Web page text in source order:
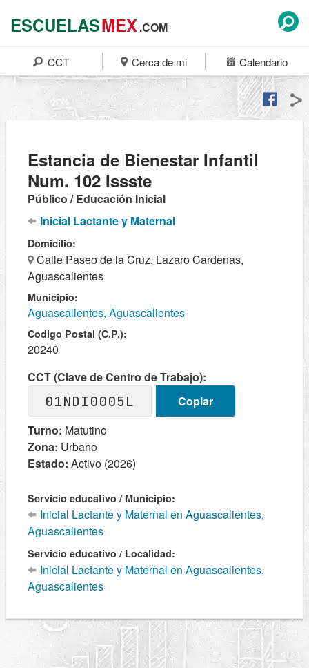
ESCUELASMEX.COM
CCT Cerca de mi Calendario
Estancia de Bienestar Infantil
Num. 102 Issste
Público / Educación Inicial
Inicial Lactante y Maternal
Domicilio:
Calle Paseo de la Cruz, Lazaro Cardenas,
Aguascalientes
Municipio:
Aguascalientes, Aguascalientes
Codigo Postal (C.P.):
20240
CCT (Clave de Centro de Trabajo):
01NDI0005L
Copiar
Turno: Matutino
Zona: Urbano
Estado: Activo (2026)
Servicio educativo / Municipio:
Inicial Lactante y Maternal en Aguascalientes,
Aguascalientes
Servicio educativo / Localidad:
Inicial Lactante y Maternal en Aguascalientes,
Aguascalientes